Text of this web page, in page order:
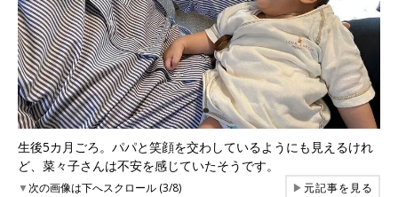
生後5カ月ごろ。パパと笑顔を交わしているようにも見えるけれ
ど、菜々子さんは不安を感じていたそうです。
▼次の画像は下へスクロール (3/8) ▶元記事を見る